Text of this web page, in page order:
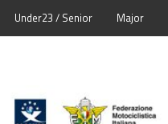
Under23 / Senior Major